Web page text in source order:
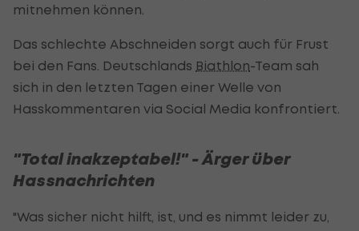
mitnehmen können.
Das schlechte Abschneiden sorgt auch für Frust
bei den Fans. Deutschlands Biathlon-Team sah
sich in den letzten Tagen einer Welle von
Hasskommentaren via Social Media konfrontiert.
"Total inakzeptabel!" - Ärger über
Hassnachrichten
"Was sicher nicht hilft, ist, und es nimmt leider zu,